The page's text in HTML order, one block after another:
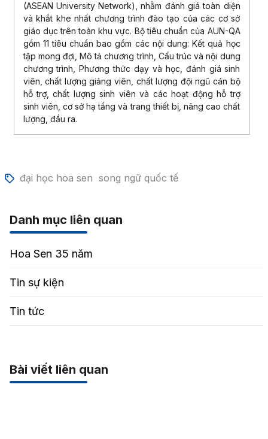
(ASEAN University Network), nhằm đánh giá toàn diện
và khắt khe nhất chương trình đào tạo của các cơ sở
giáo dục trên toàn khu vực. Bộ tiêu chuẩn của AUN-QA
gồm 11 tiêu chuẩn bao gồm các nội dung: Kết quả học
tập mong đợi, Mô tả chương trình, Cấu trúc và nội dung
chương trình, Phương thức dạy và học, đánh giá sinh
viên, chất lượng giảng viên, chất lượng đội ngũ cán bộ
hỗ trợ, chất lượng sinh viên và các hoạt động hỗ trợ
sinh viên, cơ sở hạ tầng và trang thiết bị, nâng cao chất
lượng, đầu ra.
đại học hoa sen song ngữ quốc tế
Danh mục liên quan
Hoa Sen 35 năm
Tin sự kiện
Tin tức
Bài viết liên quan